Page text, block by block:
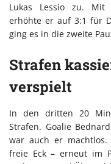
Lukas Lessio zu. Mit
erhöhte er auf 3:1 für
ging es in die zweite
Strafen
verspielt
In den dritten 20
Strafen. Goalie
war auch er machtlos.
freie Eck – erneut im